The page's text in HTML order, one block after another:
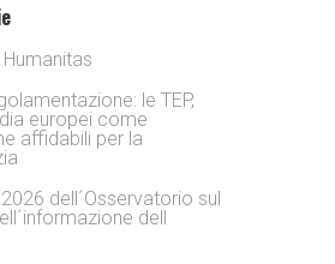
le TEP,
europei come
affidabili per la
dell´Osservatorio sul
dell